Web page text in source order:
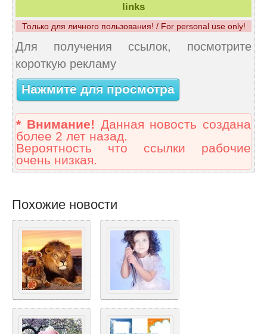
links
Только для личного пользования! / For personal use only!
Для получения ссылок, посмотрите
короткую рекламу
Нажмите для просмотра
* Внимание! Данная новость создана
более 2 лет назад.
Вероятность что ссылки рабочие
очень низкая.
Похожие новости